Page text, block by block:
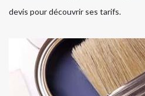
devis pour découvrir ses tarifs.